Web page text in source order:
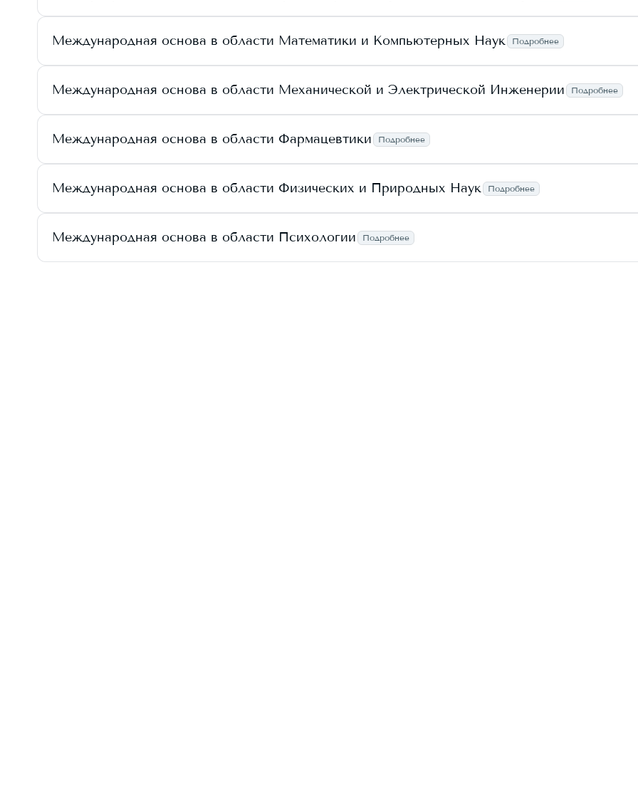
Международная основа в области Математики и Компьютерных Наук Подробнее
Международная основа в области Механической и Электрической Инженерии Подробнее
Международная основа в области Фармацевтики Подробнее
Международная основа в области Физических и Природных Наук Подробнее
Международная основа в области Психологии Подробнее